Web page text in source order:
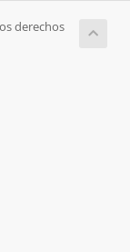
derechos